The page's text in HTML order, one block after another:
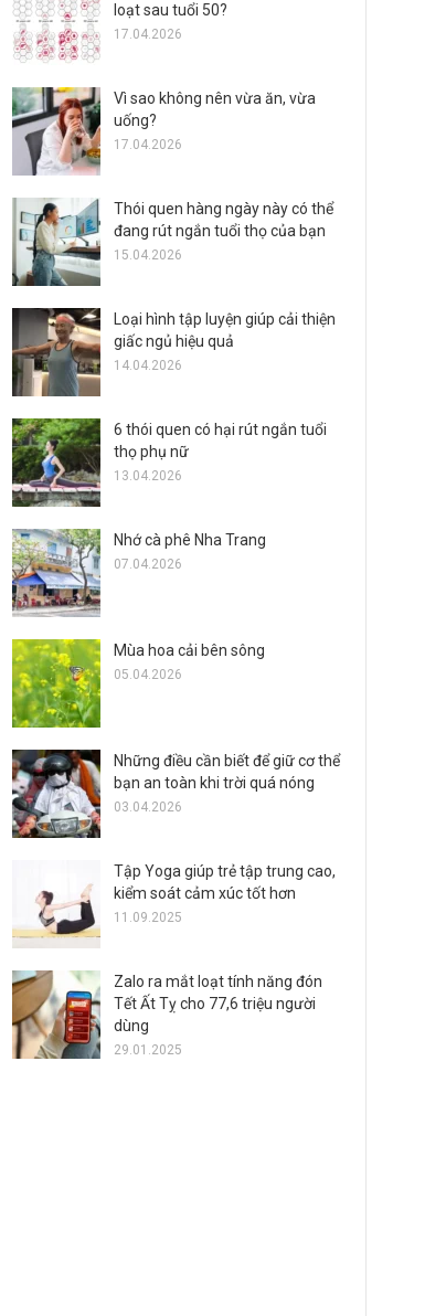
loạt sau tuổi 50?
17.04.2026
Vì sao không nên vừa ăn, vừa
uống?
17.04.2026
Thói quen hàng ngày này có thể
đang rút ngắn tuổi thọ của bạn
15.04.2026
Loại hình tập luyện giúp cải thiện
giấc ngủ hiệu quả
14.04.2026
6 thói quen có hại rút ngắn tuổi
thọ phụ nữ
13.04.2026
Nhớ cà phê Nha Trang
07.04.2026
Mùa hoa cải bên sông
05.04.2026
Những điều cần biết để giữ cơ thể
bạn an toàn khi trời quá nóng
03.04.2026
Tập Yoga giúp trẻ tập trung cao,
kiểm soát cảm xúc tốt hơn
11.09.2025
Zalo ra mắt loạt tính năng đón
Tết Ất Tỵ cho 77,6 triệu người
dùng
29.01.2025